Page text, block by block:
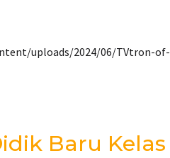
uploads/2024/06/TVtron-
Baru